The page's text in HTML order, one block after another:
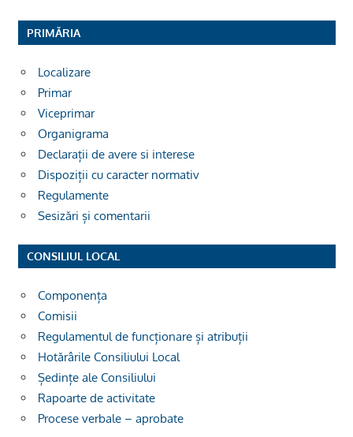
PRIMĂRIA
Localizare
Primar
Viceprimar
Organigrama
Declarații de avere si interese
Dispoziții cu caracter normativ
Regulamente
Sesizări și comentarii
CONSILIUL LOCAL
Componența
Comisii
Regulamentul de funcționare și atribuții
Hotărârile Consiliului Local
Ședințe ale Consiliului
Rapoarte de activitate
Procese verbale – aprobate